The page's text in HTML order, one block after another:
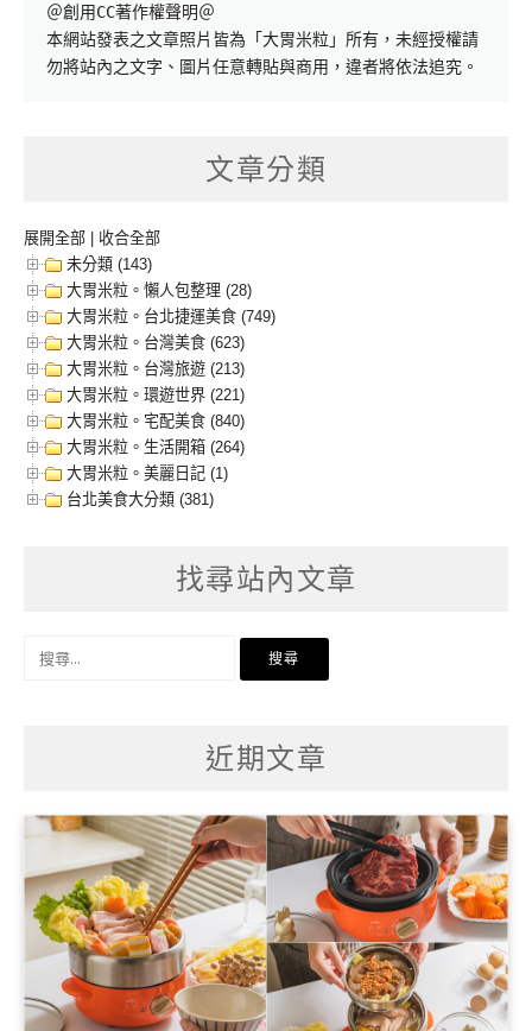
＠創用CC著作權聲明＠
本網站發表之文章照片皆為「大胃米粒」所有，未經授權請
勿將站內之文字、圖片任意轉貼與商用，違者將依法追究。
文章分類
展開全部 | 收合全部
未分類 (143)
大胃米粒。懶人包整理 (28)
大胃米粒。台北捷運美食 (749)
大胃米粒。台灣美食 (623)
大胃米粒。台灣旅遊 (213)
大胃米粒。環遊世界 (221)
大胃米粒。宅配美食 (840)
大胃米粒。生活開箱 (264)
大胃米粒。美麗日記 (1)
台北美食大分類 (381)
找尋站內文章
近期文章